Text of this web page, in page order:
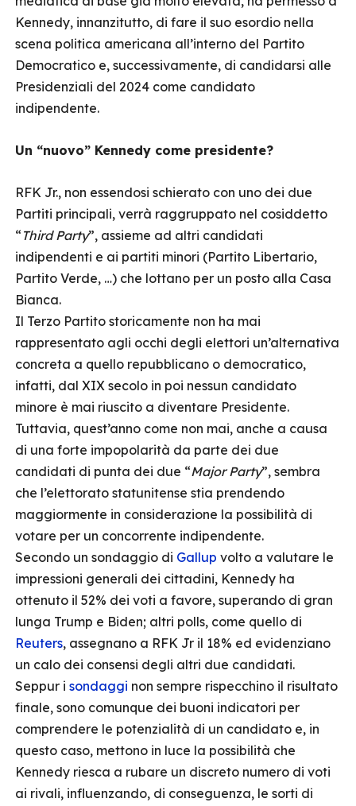
Kennedy, innanzitutto, di fare il suo esordio nella
scena politica americana all’interno del Partito
Democratico e, successivamente, di candidarsi alle
Presidenziali del 2024 come candidato
indipendente.
Un “nuovo” Kennedy come presidente?
RFK Jr., non essendosi schierato con uno dei due
Partiti principali, verrà raggruppato nel cosiddetto
“ Third Party”, assieme ad altri candidati
indipendenti e ai partiti minori (Partito Libertario,
Partito Verde, …) che lottano per un posto alla Casa
Bianca.
Il Terzo Partito storicamente non ha mai
rappresentato agli occhi degli elettori un’alternativa
concreta a quello repubblicano o democratico,
infatti, dal XIX secolo in poi nessun candidato
minore è mai riuscito a diventare Presidente.
Tuttavia, quest’anno come non mai, anche a causa
di una forte impopolarità da parte dei due
candidati di punta dei due “Major Party”, sembra
che l’elettorato statunitense stia prendendo
maggiormente in considerazione la possibilità di
votare per un concorrente indipendente.
Secondo un sondaggio di Gallup volto a valutare le
impressioni generali dei cittadini, Kennedy ha
ottenuto il 52% dei voti a favore, superando di gran
lunga Trump e Biden; altri polls, come quello di
Reuters, assegnano a RFK Jr il 18% ed evidenziano
un calo dei consensi degli altri due candidati.
Seppur i sondaggi non sempre rispecchino il risultato
finale, sono comunque dei buoni indicatori per
comprendere le potenzialità di un candidato e, in
questo caso, mettono in luce la possibilità che
Kennedy riesca a rubare un discreto numero di voti
ai rivali, influenzando, di conseguenza, le sorti di